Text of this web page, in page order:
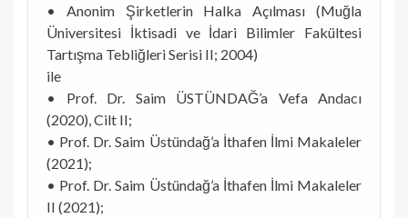
• Anonim Şirketlerin Halka Açılması (Muğla
Üniversitesi İktisadi ve İdari Bilimler Fakültesi
Tartışma Tebliğleri Serisi II; 2004)
ile
• Prof. Dr. Saim ÜSTÜNDAĞ’a Vefa Andacı
(2020), Cilt II;
• Prof. Dr. Saim Üstündağ’a İthafen İlmi Makaleler
(2021);
• Prof. Dr. Saim Üstündağ’a İthafen İlmi Makaleler
II (2021);